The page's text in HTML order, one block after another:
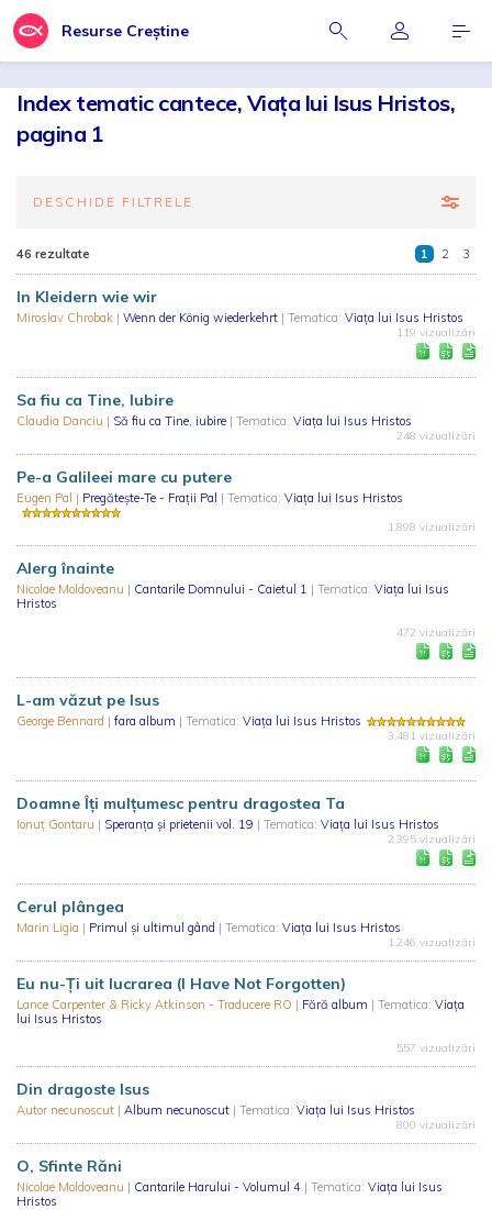
Resurse Creștine
Index tematic cantece, Viaţa lui Isus Hristos,
pagina 1
DESCHIDE FILTRELE
46 rezultate 1 2 3
In Kleidern wie wir
Miroslav Chrobak | Wenn der König wiederkehrt | Tematica: Viaţa lui Isus Hristos
119 vizualizări
Sa fiu ca Tine, Iubire
Claudia Danciu | Să fiu ca Tine, iubire | Tematica: Viaţa lui Isus Hristos
248 vizualizări
Pe-a Galileei mare cu putere
Eugen Pal | Pregăteşte-Te - Frații Pal | Tematica: Viaţa lui Isus Hristos
1.898 vizualizări
Alerg înainte
Nicolae Moldoveanu | Cantarile Domnului - Caietul 1 | Tematica: Viaţa lui Isus
Hristos
472 vizualizări
L-am văzut pe Isus
George Bennard | fara album | Tematica: Viaţa lui Isus Hristos
3.481 vizualizări
Doamne Îți mulțumesc pentru dragostea Ta
Ionuț Gontaru | Speranța și prietenii vol. 19 | Tematica: Viaţa lui Isus Hristos
2.395 vizualizări
Cerul plângea
Marin Ligia | Primul și ultimul gând | Tematica: Viaţa lui Isus Hristos
1.246 vizualizări
Eu nu-Ţi uit lucrarea (I Have Not Forgotten)
Lance Carpenter & Ricky Atkinson - Traducere RO | Fără album | Tematica: Viaţa
lui Isus Hristos
557 vizualizări
Din dragoste Isus
Autor necunoscut | Album necunoscut | Tematica: Viaţa lui Isus Hristos
800 vizualizări
O, Sfinte Răni
Nicolae Moldoveanu | Cantarile Harului - Volumul 4 | Tematica: Viaţa lui Isus
Hristos